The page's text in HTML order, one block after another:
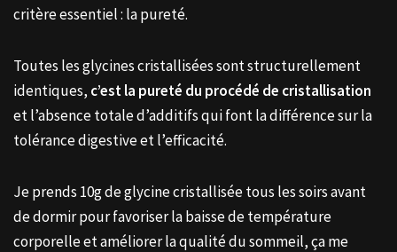
critère essentiel : la pureté.
Toutes les glycines cristallisées sont structurellement
identiques, c’est la pureté du procédé de cristallisation
et l’absence totale d’additifs qui font la différence sur la
tolérance digestive et l’efficacité.
Je prends 10g de glycine cristallisée tous les soirs avant
de dormir pour favoriser la baisse de température
corporelle et améliorer la qualité du sommeil, ça me